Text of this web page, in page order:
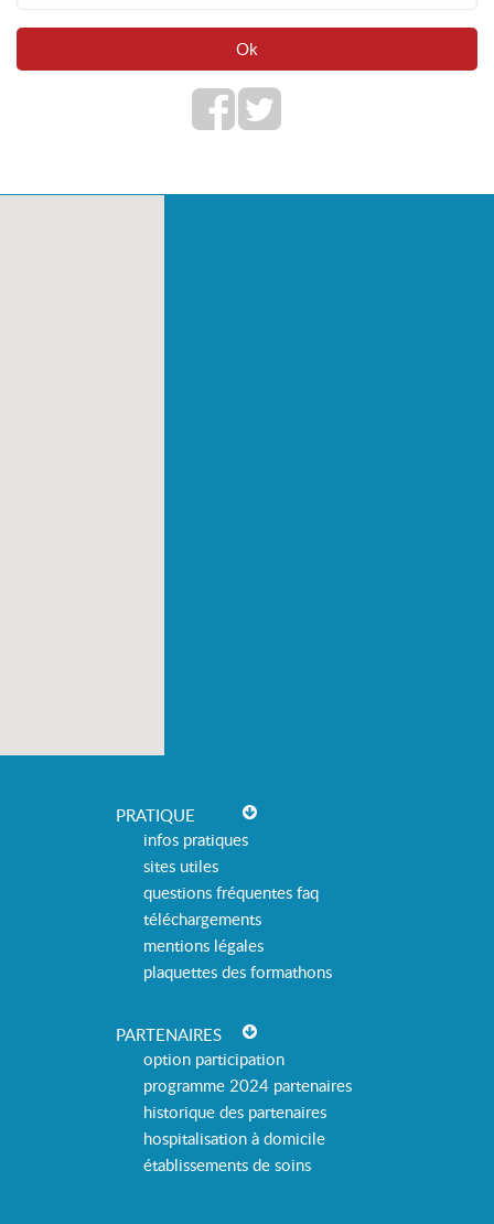
PRATIQUE
infos pratiques
sites utiles
questions fréquentes faq
téléchargements
mentions légales
plaquettes des formathons
PARTENAIRES
option participation
programme 2024 partenaires
historique des partenaires
hospitalisation à domicile
établissements de soins